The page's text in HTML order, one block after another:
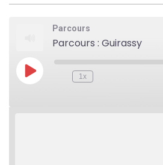
Parcours
Parcours : Guirassy
Play
Episode
Rewind
1x